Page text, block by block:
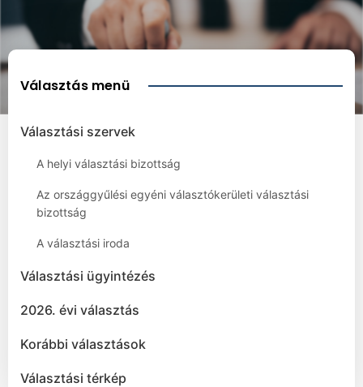
Választás menü
Választási szervek
A helyi választási bizottság
Az országgyűlési egyéni választókerületi választási
bizottság
A választási iroda
Választási ügyintézés
2026. évi választás
Korábbi választások
Választási térkép